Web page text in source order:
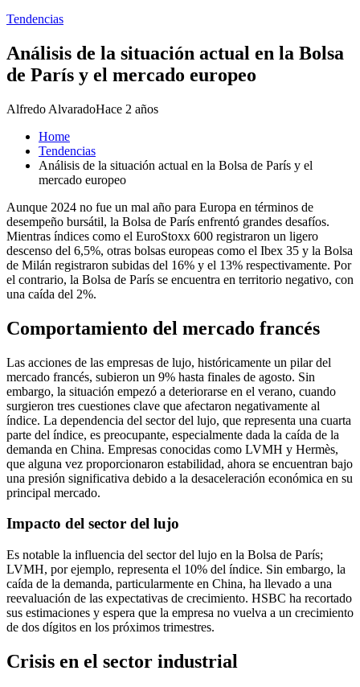
Tendencias
Análisis de la situación actual en la Bolsa
de París y el mercado europeo
Alfredo AlvaradoHace 2 años
Home
Tendencias
Análisis de la situación actual en la Bolsa de París y el
mercado europeo
Aunque 2024 no fue un mal año para Europa en términos de
desempeño bursátil, la Bolsa de París enfrentó grandes desafíos.
Mientras índices como el EuroStoxx 600 registraron un ligero
descenso del 6,5%, otras bolsas europeas como el Ibex 35 y la Bolsa
de Milán registraron subidas del 16% y el 13% respectivamente. Por
el contrario, la Bolsa de París se encuentra en territorio negativo, con
una caída del 2%.
Comportamiento del mercado francés
Las acciones de las empresas de lujo, históricamente un pilar del
mercado francés, subieron un 9% hasta finales de agosto. Sin
embargo, la situación empezó a deteriorarse en el verano, cuando
surgieron tres cuestiones clave que afectaron negativamente al
índice. La dependencia del sector del lujo, que representa una cuarta
parte del índice, es preocupante, especialmente dada la caída de la
demanda en China. Empresas conocidas como LVMH y Hermès,
que alguna vez proporcionaron estabilidad, ahora se encuentran bajo
una presión significativa debido a la desaceleración económica en su
principal mercado.
Impacto del sector del lujo
Es notable la influencia del sector del lujo en la Bolsa de París;
LVMH, por ejemplo, representa el 10% del índice. Sin embargo, la
caída de la demanda, particularmente en China, ha llevado a una
reevaluación de las expectativas de crecimiento. HSBC ha recortado
sus estimaciones y espera que la empresa no vuelva a un crecimiento
de dos dígitos en los próximos trimestres.
Crisis en el sector industrial